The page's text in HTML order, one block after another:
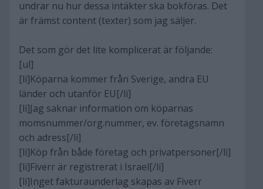
undrar nu hur dessa intäkter ska bokföras. Det
är främst content (texter) som jag säljer.
Det som gör det lite komplicerat är följande:
[ul]
[li]Köparna kommer från Sverige, andra EU
länder och utanför EU[/li]
[li]Jag saknar information om köparnas
momsnummer/org.nummer, ev. företagsnamn
och adress[/li]
[li]Köp från både företag och privatpersoner[/li]
[li]Fiverr är registrerat i Israel[/li]
[li]Inget fakturaunderlag skapas av Fiverr